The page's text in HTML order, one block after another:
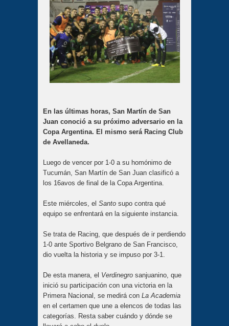
En las últimas horas, San Martín de San
Juan conoció a su próximo adversario en la
Copa Argentina. El mismo será Racing Club
de Avellaneda.
Luego de vencer por 1-0 a su homónimo de
Tucumán, San Martín de San Juan clasificó a
los 16avos de final de la Copa Argentina.
Este miércoles, el Santo supo contra qué
equipo se enfrentará en la siguiente instancia.
Se trata de Racing, que después de ir perdiendo
1-0 ante Sportivo Belgrano de San Francisco,
dio vuelta la historia y se impuso por 3-1.
De esta manera, el Verdinegro sanjuanino, que
inició su participación con una victoria en la
Primera Nacional, se medirá con La Academia
en el certamen que une a elencos de todas las
categorías. Resta saber cuándo y dónde se